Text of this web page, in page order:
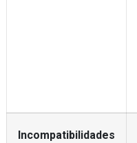
Incompatibilidades